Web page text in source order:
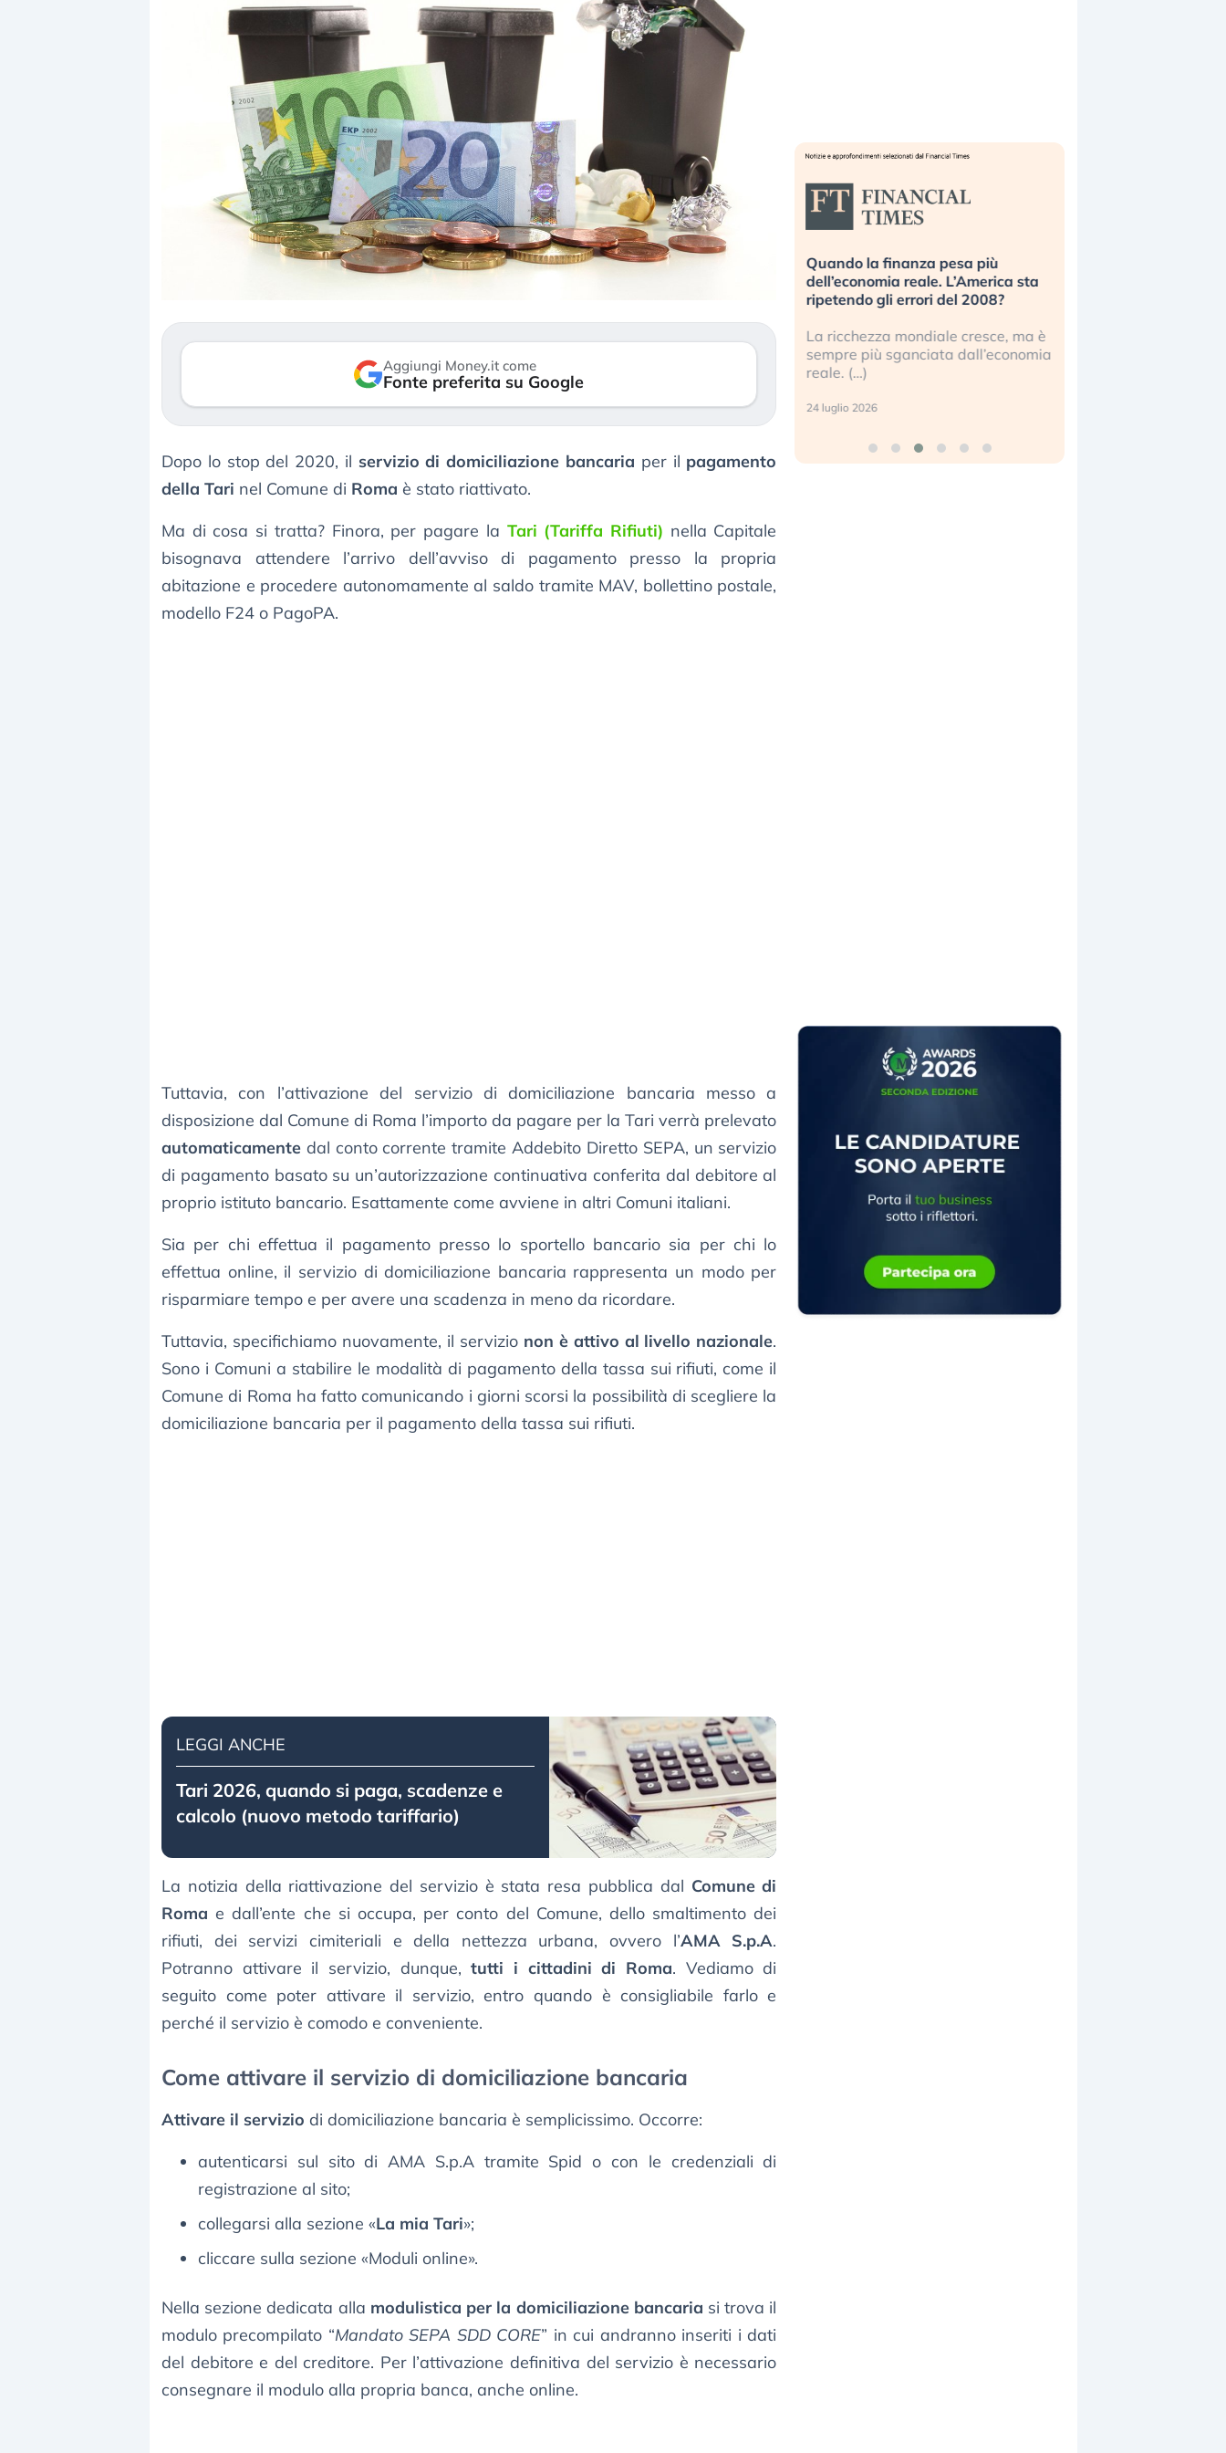
Aggiungi Money.it come
Fonte preferita su Google
Dopo lo stop del 2020, il servizio di domiciliazione bancaria per il pagamento
della Tari nel Comune di Roma è stato riattivato.
Ma di cosa si tratta? Finora, per pagare la Tari (Tariffa Rifiuti) nella Capitale
bisognava attendere l’arrivo dell’avviso di pagamento presso la propria
abitazione e procedere autonomamente al saldo tramite MAV, bollettino postale,
modello F24 o PagoPA.
Tuttavia, con l’attivazione del servizio di domiciliazione bancaria messo a
disposizione dal Comune di Roma l’importo da pagare per la Tari verrà prelevato
automaticamente dal conto corrente tramite Addebito Diretto SEPA, un servizio
di pagamento basato su un’autorizzazione continuativa conferita dal debitore al
proprio istituto bancario. Esattamente come avviene in altri Comuni italiani.
Sia per chi effettua il pagamento presso lo sportello bancario sia per chi lo
effettua online, il servizio di domiciliazione bancaria rappresenta un modo per
risparmiare tempo e per avere una scadenza in meno da ricordare.
Tuttavia, specifichiamo nuovamente, il servizio non è attivo al livello nazionale.
Sono i Comuni a stabilire le modalità di pagamento della tassa sui rifiuti, come il
Comune di Roma ha fatto comunicando i giorni scorsi la possibilità di scegliere la
domiciliazione bancaria per il pagamento della tassa sui rifiuti.
LEGGI ANCHE
Tari 2026, quando si paga, scadenze e
calcolo (nuovo metodo tariffario)
La notizia della riattivazione del servizio è stata resa pubblica dal Comune di
Roma e dall’ente che si occupa, per conto del Comune, dello smaltimento dei
rifiuti, dei servizi cimiteriali e della nettezza urbana, ovvero l’AMA S.p.A.
Potranno attivare il servizio, dunque,tutti i cittadini di Roma. Vediamo di
seguito come poter attivare il servizio, entro quando è consigliabile farlo e
perché il servizio è comodo e conveniente.
Come attivare il servizio di domiciliazione bancaria
Attivare il servizio di domiciliazione bancaria è semplicissimo. Occorre:
autenticarsi sul sito di AMA S.p.A tramite Spid o con le credenziali di
registrazione al sito;
collegarsi alla sezione «La mia Tari»;
cliccare sulla sezione «Moduli online».
Nella sezione dedicata alla modulistica per la domiciliazione bancaria si trova il
modulo precompilato “Mandato SEPA SDD CORE” in cui andranno inseriti i dati
del debitore e del creditore. Per l’attivazione definitiva del servizio è necessario
consegnare il modulo alla propria banca, anche online.
Dalle valutazioni estreme alla
correzione. Cosa sta guidando il
3 agosto 2026
«La mia vita è rovinata». Investitori
Kospi, mentre gli investitori retail (…)
30 luglio 2026
Quando la finanza pesa più
dell’economia reale. L’America sta
ripetendo gli errori del 2008?
La ricchezza mondiale cresce, ma è
sempre più sganciata dall’economia
reale. (…)
24 luglio 2026